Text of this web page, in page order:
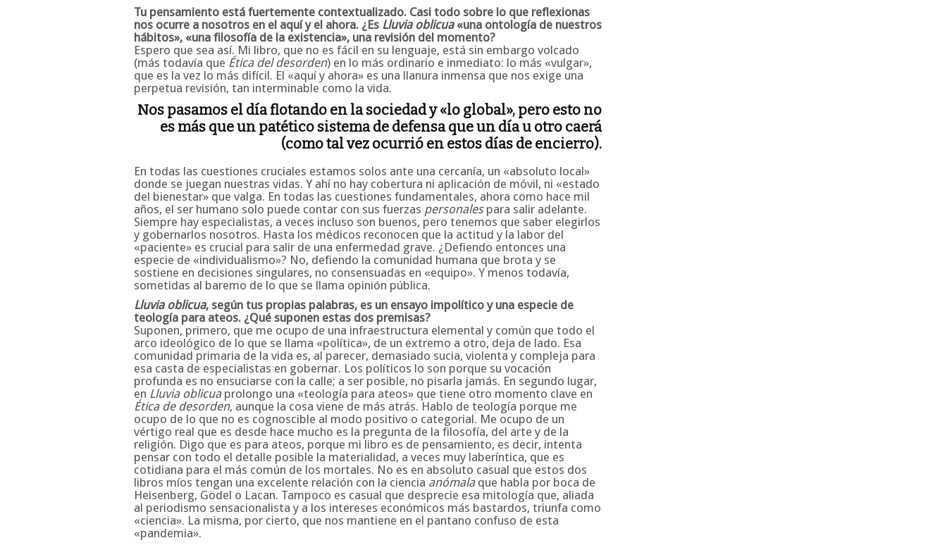
Tu pensamiento está fuertemente contextualizado. Casi todo sobre lo que reflexionas
nos ocurre a nosotros en el aquí y el ahora. ¿Es Lluvia oblicua«una ontología de nuestros
hábitos», «una filosofía de la existencia», una revisión del momento?
Espero que sea así. Mi libro, que no es fácil en su lenguaje, está sin embargo volcado
(más todavía que Ética del desorden) en lo más ordinario e inmediato: lo más «vulgar»,
que es la vez lo más difícil. El «aquí y ahora» es una llanura inmensa que nos exige una
perpetua revisión, tan interminable como la vida.
Nos pasamos el día flotando en la sociedad y «lo global», pero esto no
es más que un patético sistema de defensa que un día u otro caerá
(como tal vez ocurrió en estos días de encierro).
En todas las cuestiones cruciales estamos solos ante una cercanía, un «absoluto local»
donde se juegan nuestras vidas. Y ahí no hay cobertura ni aplicación de móvil, ni «estado
del bienestar» que valga. En todas las cuestiones fundamentales, ahora como hace mil
años, el ser humano solo puede contar con sus fuerzas personalespara salir adelante.
Siempre hay especialistas, a veces incluso son buenos, pero tenemos que saber elegirlos
y gobernarlos nosotros. Hasta los médicos reconocen que la actitud y la labor del
«paciente» es crucial para salir de una enfermedad grave. ¿Defiendo entonces una
especie de «individualismo»? No, defiendo la comunidad humana que brota y se
sostiene en decisiones singulares, no consensuadas en «equipo». Y menos todavía,
sometidas al baremo de lo que se llama opinión pública.
Lluvia oblicua, según tus propias palabras, es un ensayo impolítico y una especie de
teología para ateos. ¿Qué suponen estas dos premisas?
Suponen, primero, que me ocupo de una infraestructura elemental y común que todo el
arco ideológico de lo que se llama «política», de un extremo a otro, deja de lado. Esa
comunidad primaria de la vida es, al parecer, demasiado sucia, violenta y compleja para
esa casta de especialistas en gobernar. Los políticos lo son porque su vocación
profunda es no ensuciarse con la calle; a ser posible, no pisarla jamás. En segundo lugar,
en Lluvia oblicuaprolongo una «teología para ateos» que tiene otro momento clave en
Ética de desorden, aunque la cosa viene de más atrás. Hablo de teología porque me
ocupo de lo que no es cognoscible al modo positivo o categorial. Me ocupo de un
vértigo real que es desde hace mucho es la pregunta de la filosofía, del arte y de la
religión. Digo que es para ateos, porque mi libro es de pensamiento, es decir, intenta
pensar con todo el detalle posible la materialidad, a veces muy laberíntica, que es
cotidiana para el más común de los mortales. No es en absoluto casual que estos dos
libros míos tengan una excelente relación con la ciencia anómalaque habla por boca de
Heisenberg, Gödel o Lacan. Tampoco es casual que desprecie esa mitología que, aliada
al periodismo sensacionalista y a los intereses económicos más bastardos, triunfa como
«ciencia». La misma, por cierto, que nos mantiene en el pantano confuso de esta
«pandemia».